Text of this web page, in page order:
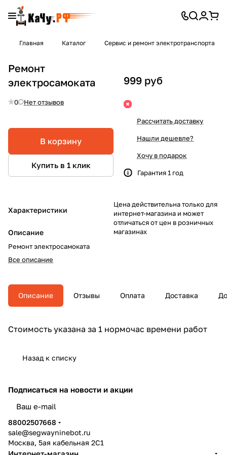
Главная Каталог Сервис и ремонт электротранспорта
Ремонт
электросамоката
0 Нет отзывов
В корзину
Купить в 1 клик
Характеристики
Описание
Ремонт электросамоката
Все описание
999 руб
Рассчитать доставку
Нашли дешевле?
Хочу в подарок
Гарантия 1 год
Цена действительна только для
интернет-магазина и может
отличаться от цен в розничных
магазинах
Описание Отзывы Оплата Доставка
Стоимость указана за 1 нормочас времени работ
Назад к списку
Подписаться на новости и акции
88002507668
sale@segwayninebot.ru
Москва, 5ая кабельная 2С1